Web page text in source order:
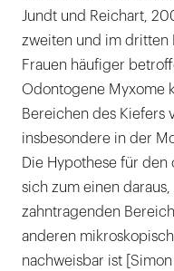
Jundt und Reichart,
zweiten und im dritten
Frauen häufiger
Odontogene Myxome
Bereichen des Kiefers
insbesondere in der
Die Hypothese für
sich zum einen
zahntragenden
anderen
nachweisbar ist